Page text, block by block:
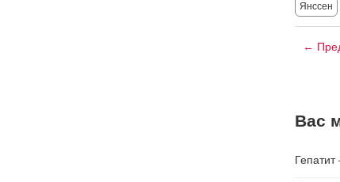
Янссен
←
Вас